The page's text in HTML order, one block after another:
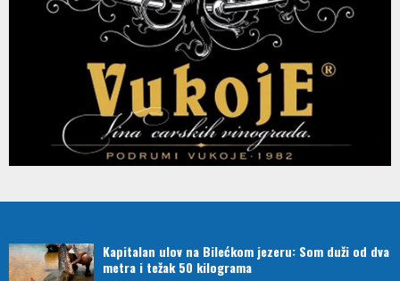
Kapitalan ulov na Bilećkom jezeru: Som duži od dva
metra i težak 50 kilograma